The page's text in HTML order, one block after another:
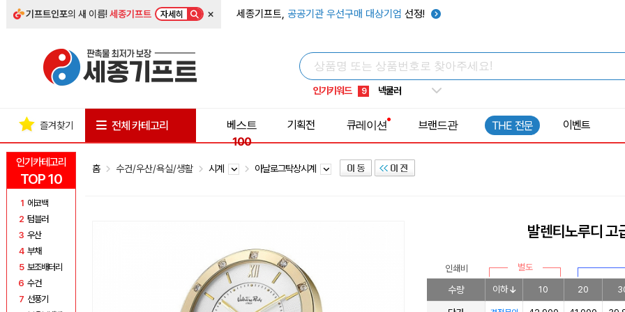
기프트인포의 새 이름!세종기프트 자세히 × 세종기프트, 공공기관 우선구매 대상기업 선정!
인기키워드
5 키캡
8 쿨토시
9 넥쿨러
1 선풍기
인기카테고리
TOP 10
1 에코백
2 텀블러
3 우산
4 부채
5 보조배터리
6 수건
7 선풍기
즐겨찾기 전체 카테고리
베스트
100
기획전 큐레이션 브랜드관 THE 전문 이벤트
홈 수건/우산/욕실/생활 시계 아날로그탁상시계
발렌티노루디
인쇄비 별도
수량 이하 10 20